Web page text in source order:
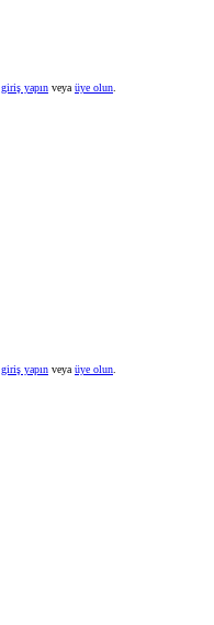
giriş yapın veya üye olun
giriş yapın veya üye olun